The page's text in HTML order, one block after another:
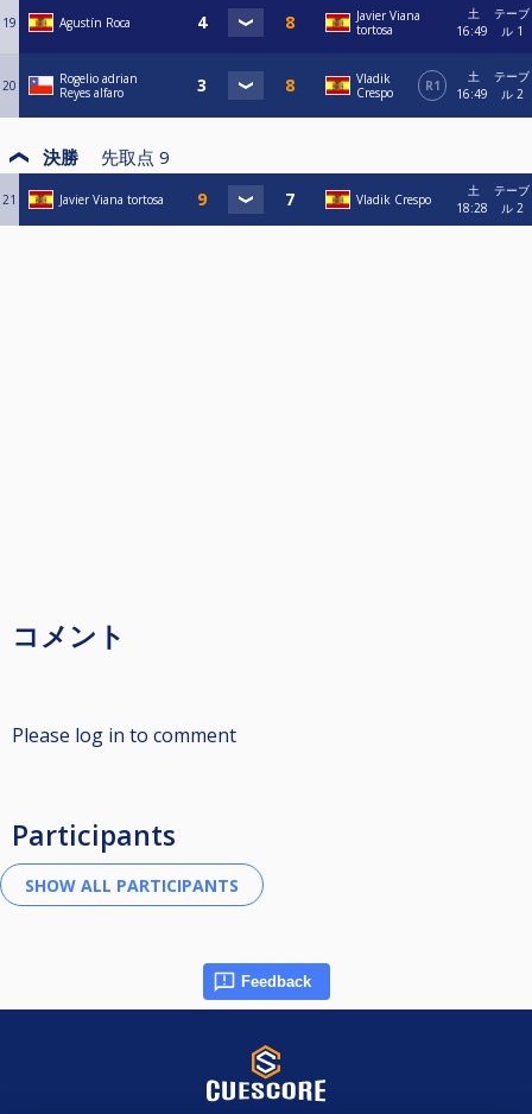
19 Agustín Roca
Javier Viana
tortosa
土
16:49
テーブ
ル 1
20
Rogelio adrian
Reyes alfaro
Vladik
Crespo
R1
土
16:49
テーブ
ル 2
決勝 先取点 9
21 Javier Viana tortosa Vladik Crespo
土
18:28
テーブ
ル 2
コメント
Please log in to comment
Participants
Feedback